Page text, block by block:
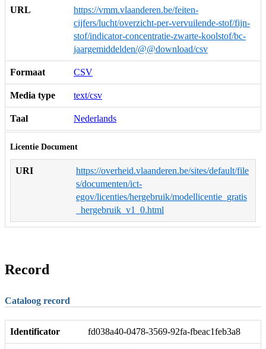
URL
https://vmm.vlaanderen.be/feiten-
cijfers/lucht/overzicht-per-vervuilende-stof/fijn-
stof/indicator-concentratie-zwarte-koolstof/bc-
jaargemiddelden/@@download/csv
Formaat CSV
Media type text/csv
Taal Nederlands
Licentie Document
URI
https://overheid.vlaanderen.be/sites/default/file
s/documenten/ict-
egov/licenties/hergebruik/modellicentie_gratis
_hergebruik_v1_0.html
Record
Cataloog record
Identificator fd038a40-0478-3569-92fa-fbeac1feb3a8